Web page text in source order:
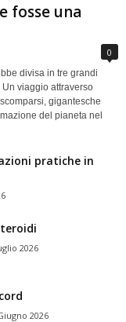
fosse una
0
divisa in tre grandi
Un viaggio attraverso
gigantesche
del pianeta nel
pratiche in
2026
2026